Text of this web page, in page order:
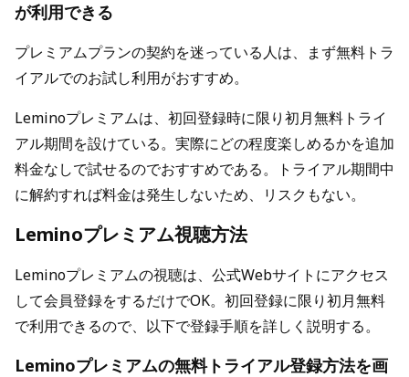
が利用できる
プレミアムプランの契約を迷っている人は、まず無料トラ
イアルでのお試し利用がおすすめ。
Leminoプレミアムは、初回登録時に限り初月無料トライ
アル期間を設けている。実際にどの程度楽しめるかを追加
料金なしで試せるのでおすすめである。トライアル期間中
に解約すれば料金は発生しないため、リスクもない。
Leminoプレミアム視聴方法
Leminoプレミアムの視聴は、公式Webサイトにアクセス
して会員登録をするだけでOK。初回登録に限り初月無料
で利用できるので、以下で登録手順を詳しく説明する。
Leminoプレミアムの無料トライアル登録方法を画